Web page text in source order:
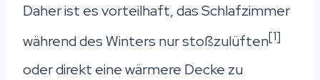
Daher ist es vorteilhaft, das Schlafzimmer
während des Winters nur stoßzulüften[1]
oder direkt eine wärmere Decke zu